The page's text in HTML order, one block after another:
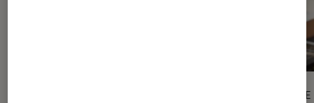
ARTICLE